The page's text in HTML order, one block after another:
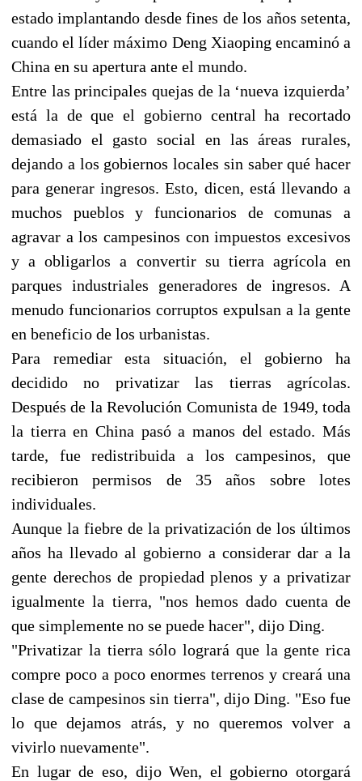
estado implantando desde fines de los años setenta,
cuando el líder máximo Deng Xiaoping encaminó a
China en su apertura ante el mundo.
Entre las principales quejas de la ‘nueva izquierda’
está la de que el gobierno central ha recortado
demasiado el gasto social en las áreas rurales,
dejando a los gobiernos locales sin saber qué hacer
para generar ingresos. Esto, dicen, está llevando a
muchos pueblos y funcionarios de comunas a
agravar a los campesinos con impuestos excesivos
y a obligarlos a convertir su tierra agrícola en
parques industriales generadores de ingresos. A
menudo funcionarios corruptos expulsan a la gente
en beneficio de los urbanistas.
Para remediar esta situación, el gobierno ha
decidido no privatizar las tierras agrícolas.
Después de la Revolución Comunista de 1949, toda
la tierra en China pasó a manos del estado. Más
tarde, fue redistribuida a los campesinos, que
recibieron permisos de 35 años sobre lotes
individuales.
Aunque la fiebre de la privatización de los últimos
años ha llevado al gobierno a considerar dar a la
gente derechos de propiedad plenos y a privatizar
igualmente la tierra, "nos hemos dado cuenta de
que simplemente no se puede hacer", dijo Ding.
"Privatizar la tierra sólo logrará que la gente rica
compre poco a poco enormes terrenos y creará una
clase de campesinos sin tierra", dijo Ding. "Eso fue
lo que dejamos atrás, y no queremos volver a
vivirlo nuevamente".
En lugar de eso, dijo Wen, el gobierno otorgará